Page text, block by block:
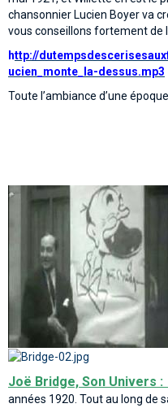
chansonnier Lucien Boyer va
vous conseillons fortement de
http://
ucien_monte_la-dessus.mp3
Toute l’ambiance d’une
Joë Bridge, Son Univers :
années 1920. Tout au long de